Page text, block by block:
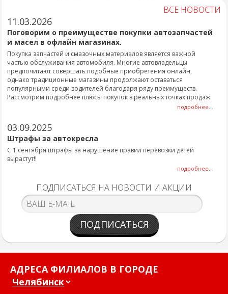
ВСЕ НОВОСТИ
11.03.2026
Поговорим о преимуществе покупки автозапчастей
и масел в офлайн магазинах.
Покупка запчастей и смазочных материалов является важной
частью обслуживания автомобиля. Многие автовладельцы
предпочитают совершать подобные приобретения онлайн,
однако традиционные магазины продолжают оставаться
популярными среди водителей благодаря ряду преимуществ.
Рассмотрим подробнее плюсы покупок в реальных точках продаж:
подробнее...
03.09.2025
Штрафы за автокресла
С 1 сентября штрафы за нарушение правил перевозки детей
вырастут!!
подробнее...
ПОДПИСАТЬСЯ НА НОВОСТИ И АКЦИИ
ПОДПИСАТЬСЯ
АДРЕСА ФИЛИАЛОВ В ГОРОДЕ